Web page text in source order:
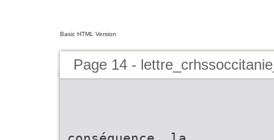
Basic HTML Version
Page 14 -